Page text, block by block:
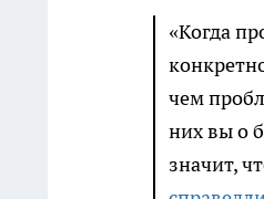
«Когда
чем
них вы о
значит,